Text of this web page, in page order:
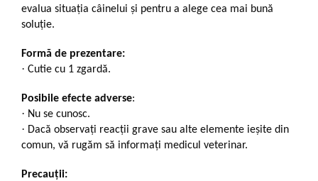
evalua situația câinelui și pentru a alege cea mai bună
soluție.
Formă de prezentare:
· Cutie cu 1 zgardă.
Posibile efecte adverse:
· Nu se cunosc.
· Dacă observaţi reacţii grave sau alte elemente ieșite din
comun, vă rugăm să informați medicul veterinar.
Precauții: